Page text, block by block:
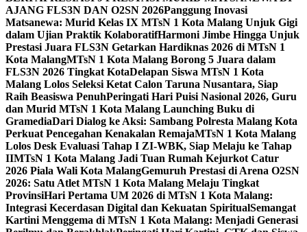
AJANG FLS3N DAN O2SN 2026Panggung Inovasi
Matsanewa: Murid Kelas IX MTsN 1 Kota Malang Unjuk Gigi
dalam Ujian Praktik KolaboratifHarmoni Jimbe Hingga Unjuk
Prestasi Juara FLS3N Getarkan Hardiknas 2026 di MTsN 1
Kota MalangMTsN 1 Kota Malang Borong 5 Juara dalam
FLS3N 2026 Tingkat KotaDelapan Siswa MTsN 1 Kota
Malang Lolos Seleksi Ketat Calon Taruna Nusantara, Siap
Raih Beasiswa PenuhPeringati Hari Puisi Nasional 2026, Guru
dan Murid MTsN 1 Kota Malang Launching Buku di
GramediaDari Dialog ke Aksi: Sambang Polresta Malang Kota
Perkuat Pencegahan Kenakalan RemajaMTsN 1 Kota Malang
Lolos Desk Evaluasi Tahap I ZI-WBK, Siap Melaju ke Tahap
IIMTsN 1 Kota Malang Jadi Tuan Rumah Kejurkot Catur
2026 Piala Wali Kota MalangGemuruh Prestasi di Arena O2SN
2026: Satu Atlet MTsN 1 Kota Malang Melaju Tingkat
ProvinsiHari Pertama UM 2026 di MTsN 1 Kota Malang:
Integrasi Kecerdasan Digital dan Kekuatan SpiritualSemangat
Kartini Menggema di MTsN 1 Kota Malang: Menjadi Generasi